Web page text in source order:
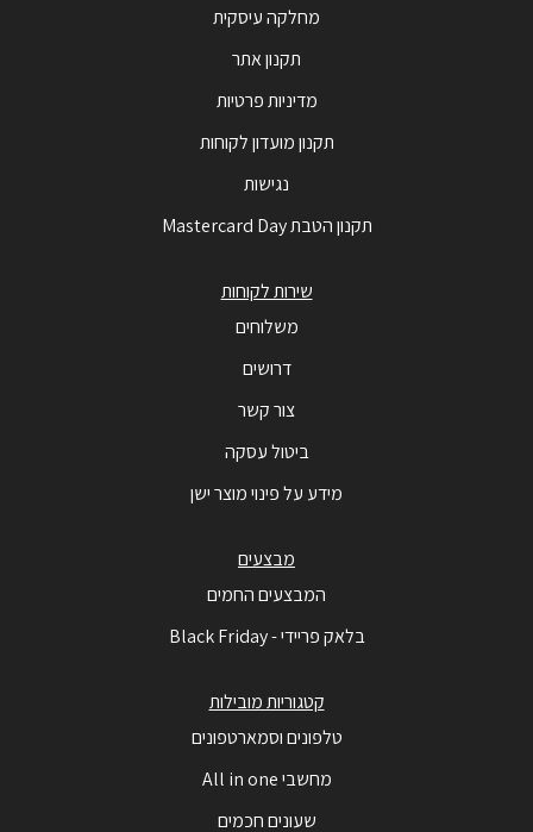
מחלקה עיסקית
תקנון אתר
מדיניות פרטיות
תקנון מועדון לקוחות
נגישות
תקנון הטבת Mastercard Day
שירות לקוחות
משלוחים
דרושים
צור קשר
ביטול עסקה
מידע על פינוי מוצר ישן
מבצעים
המבצעים החמים
בלאק פריידי - Black Friday
קטגוריות מובילות
טלפונים וסמארטפונים
מחשבי All in one
שעונים חכמים